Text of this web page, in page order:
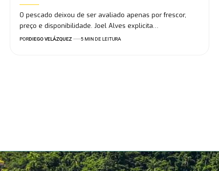
O pescado deixou de ser avaliado apenas por frescor,
preço e disponibilidade. Joel Alves explicita…
PORDIEGO VELÁZQUEZ 5 MIN DE LEITURA